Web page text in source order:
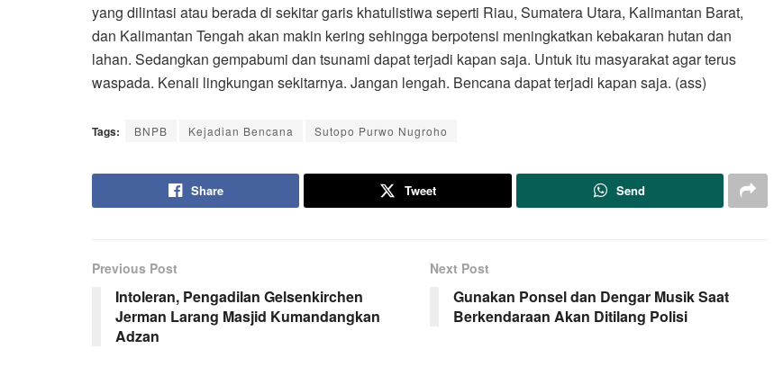
yang dilintasi atau berada di sekitar garis khatulistiwa seperti Riau, Sumatera Utara, Kalimantan Barat,
dan Kalimantan Tengah akan makin kering sehingga berpotensi meningkatkan kebakaran hutan dan
lahan. Sedangkan gempabumi dan tsunami dapat terjadi kapan saja. Untuk itu masyarakat agar terus
waspada. Kenali lingkungan sekitarnya. Jangan lengah. Bencana dapat terjadi kapan saja. (ass)
Tags: BNPB Kejadian Bencana Sutopo Purwo Nugroho
Share Tweet Send
Previous Post
Intoleran, Pengadilan Gelsenkirchen
Jerman Larang Masjid Kumandangkan
Adzan
Next Post
Gunakan Ponsel dan Dengar Musik Saat
Berkendaraan Akan Ditilang Polisi